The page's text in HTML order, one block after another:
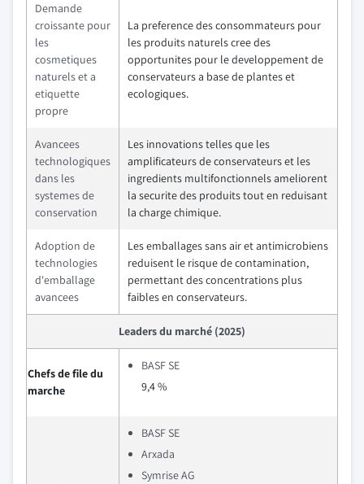
Demande
croissante pour
les
cosmetiques
naturels et a
etiquette
propre
La preference des consommateurs pour
les produits naturels cree des
opportunites pour le developpement de
conservateurs a base de plantes et
ecologiques.
Avancees
technologiques
dans les
systemes de
conservation
Les innovations telles que les
amplificateurs de conservateurs et les
ingredients multifonctionnels ameliorent
la securite des produits tout en reduisant
la charge chimique.
Adoption de
technologies
d'emballage
avancees
Les emballages sans air et antimicrobiens
reduisent le risque de contamination,
permettant des concentrations plus
faibles en conservateurs.
Leaders du marché (2025)
Chefs de file du
marche
BASF SE
9,4 %
BASF SE
Arxada
Symrise AG